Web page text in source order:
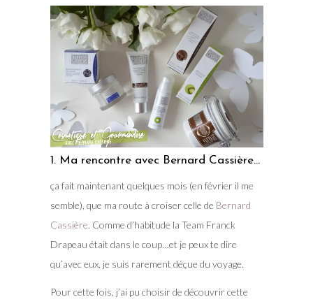
1. Ma rencontre avec Bernard Cassière…
ça fait maintenant quelques mois (en février il me
semble), que ma route à croiser celle de Bernard
Cassière. Comme d’habitude la Team Franck
Drapeau était dans le coup…et je peux te dire
qu’avec eux, je suis rarement déçue du voyage.
Pour cette fois, j’ai pu choisir de découvrir cette